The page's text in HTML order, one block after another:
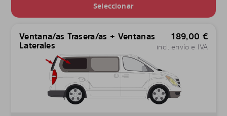
Seleccionar
Ventana/as Trasera/as + Ventanas
Laterales
189,00 €
incl. envío e IVA